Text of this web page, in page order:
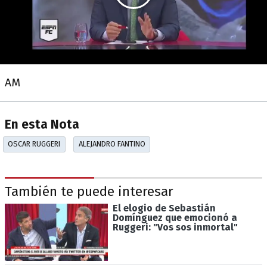
AM
En esta Nota
OSCAR RUGGERI ALEJANDRO FANTINO
También te puede interesar
El elogio de Sebastián
Domínguez que emocionó a
Ruggeri: "Vos sos inmortal"